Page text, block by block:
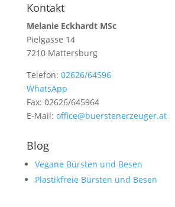
Kontakt
Melanie Eckhardt MSc
Pielgasse 14
7210 Mattersburg
Telefon: 02626/64596
WhatsApp
Fax: 02626/645964
E-Mail: office@buerstenerzeuger.at
Blog
Vegane Bürsten und Besen
Plastikfreie Bürsten und Besen